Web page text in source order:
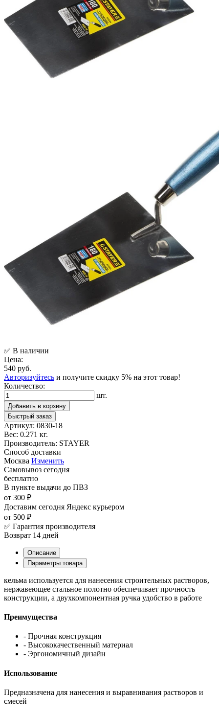
✅ В наличии
Цена:
540 руб.
Авторизуйтесь и получите скидку 5% на этот товар!
Количество:
шт.
Добавить в корзину
Быстрый заказ
Артикул: 0830-18
Вес: 0.271 кг.
Производитель: STAYER
Способ доставки
Москва Изменить
Самовывоз сегодня
бесплатно
В пункте выдачи до ПВЗ
от 300 ₽
Доставим сегодня Яндекс курьером
от 500 ₽
✅ Гарантия производителя
Возврат 14 дней
Описание
Параметры товара
кельма используется для нанесения строительных растворов,
нержавеющее стальное полотно обеспечивает прочность
конструкции, а двухкомпонентная ручка удобство в работе
Преимущества
- Прочная конструкция
- Высококачественный материал
- Эргономичный дизайн
Использование
Предназначена для нанесения и выравнивания растворов и
смесей